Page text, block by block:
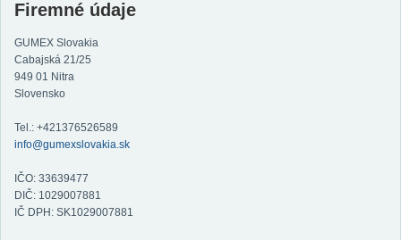
Firemné údaje
GUMEX Slovakia
Cabajská 21/25
949 01 Nitra
Slovensko
Tel.: +421376526589
info@gumexslovakia.sk
IČO: 33639477
DIČ: 1029007881
IČ DPH: SK1029007881